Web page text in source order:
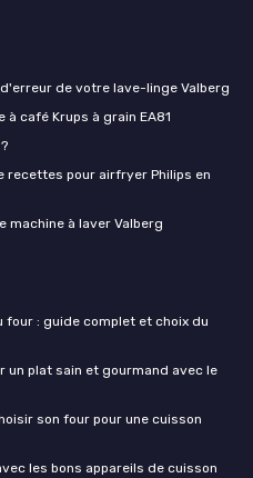
de votre lave-linge Valberg
café Krups à grain EA81
recettes pour airfryer Philips en
machine à laver Valberg
: guide complet et choix du
un plat sain et gourmand avec le
son four pour une cuisson
les bons appareils de cuisson